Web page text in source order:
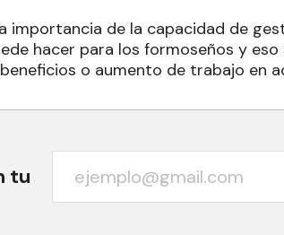
importancia de la capacidad de
hacer para los formoseños y eso
o aumento de trabajo en
tu